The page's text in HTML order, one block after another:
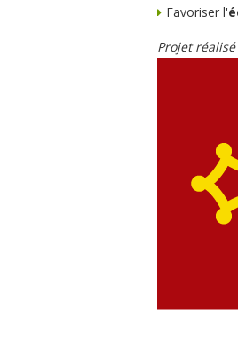
Favoriser l'
Projet